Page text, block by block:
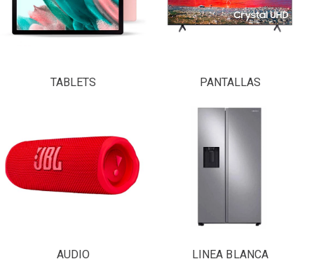
TABLETS PANTALLAS
AUDIO LINEA BLANCA